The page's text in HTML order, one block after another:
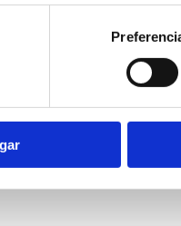
de acero inoxidable